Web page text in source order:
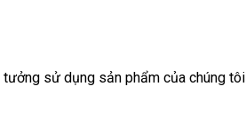
tưởng sử dụng sản phẩm của chúng tôi